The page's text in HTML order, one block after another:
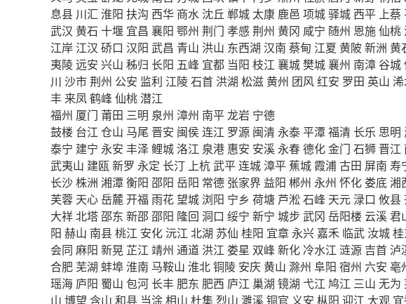
息县 川汇 淮阳 扶沟 西华 商水 沈丘 郸城 太康 鹿邑 项城驿城 西平 上蔡
武汉 黄石 十堰 宜昌 襄阳 鄂州 荆门 孝感荆州 黄冈 咸宁 随州 恩施仙桃
江岸 江汉 硚口 汉阳 武昌 青山 洪山 东西湖 汉南 蔡甸 江夏 黄陂 新洲 黄
夷陵远安 兴山 秭归 长阳 五峰 宜都 当阳 枝江 襄城樊城襄州 南漳谷城
川 沙市荆州 公安 监利 江陵石首 洪湖 松滋黄州 团风红安 罗田 英山
丰 来凤鹤峰 仙桃潜江
福州 厦门 莆田 三明 泉州 漳州 南平龙岩 宁德
鼓楼 台江 仓山 马尾 晋安 闽侯连江 罗源 闽清 永泰平潭福清 长乐 思明
泰宁 建宁 永安 丰泽鲤城洛江 泉港 惠安 安溪 永春德化金门 石狮 晋江
武夷山 建瓯新罗 永定 长汀 上杭武平连城 漳平 蕉城 霞浦古田 屏南 寿
长沙株洲 湘潭衡阳 邵阳 岳阳 常德 张家界 益阳 郴州 永州 怀化 娄底湘
芙蓉 天心岳麓开福 雨花望城 浏阳 宁乡 荷塘 芦淞石峰 天元 渌口 攸县
大祥北塔邵东 新邵邵阳 隆回 洞口 绥宁 新宁 城步 武冈 岳阳楼 云溪君
阳 赫山 南县桃江 安化沅江 北湖 苏仙 桂阳 宜章 永兴 嘉禾 临武 汝城
会同 麻阳 新晃 芷江 靖州 通道 洪江 娄星 双峰 新化 冷水江 涟源 吉首 泸
合肥 芜湖 蚌埠淮南 马鞍山 淮北铜陵 安庆黄山 滁州 阜阳 宿州 六安 亳
瑶海 庐阳 蜀山 包河 长丰 肥东 肥西 庐江 巢湖 镜湖 弋江 鸠江 三山 无为
山 博望 含山 和县 当涂相山 杜集 烈山 濉溪铜官 义安 枞阳 迎江 大观